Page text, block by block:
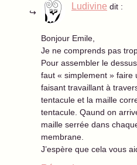
Ludivine dit :
Bonjour Emile,
Je ne comprends pas
Pour assembler le
faut « simplement » faire
faisant travaillant à
tentacule et la maille
tentacule. Qaund on
maille serrée dans
membrane.
J’espère que cela vous